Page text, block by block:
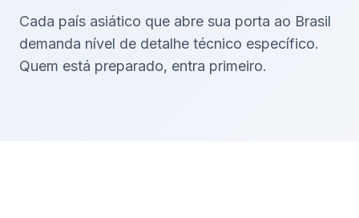
Cada país asiático que abre sua porta ao Brasil
demanda nível de detalhe técnico específico.
Quem está preparado, entra primeiro.